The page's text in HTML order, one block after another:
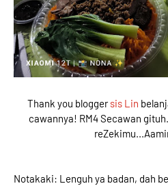
Thank you bloggersis Lin
cawannya! RM4 Secawan
Notakaki: Lenguh ya badan, dah